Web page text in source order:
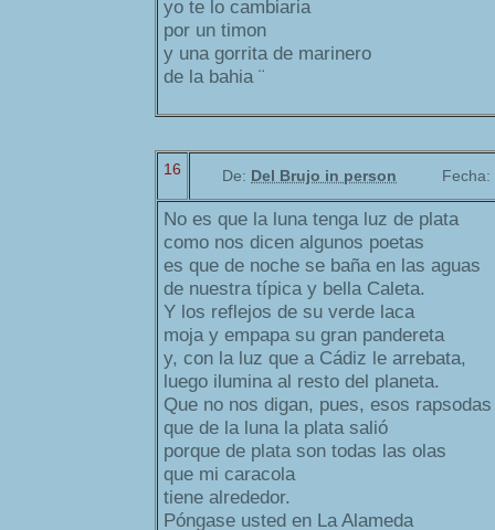
yo te lo cambiaria
por un timon
y una gorrita de marinero
de la bahia ¨
16 De: Del Brujo in person Fecha:
No es que la luna tenga luz de plata
como nos dicen algunos poetas
es que de noche se baña en las aguas
de nuestra típica y bella Caleta.
Y los reflejos de su verde laca
moja y empapa su gran pandereta
y, con la luz que a Cádiz le arrebata,
luego ilumina al resto del planeta.
Que no nos digan, pues, esos rapsodas
que de la luna la plata salió
porque de plata son todas las olas
que mi caracola
tiene alrededor.
Póngase usted en La Alameda